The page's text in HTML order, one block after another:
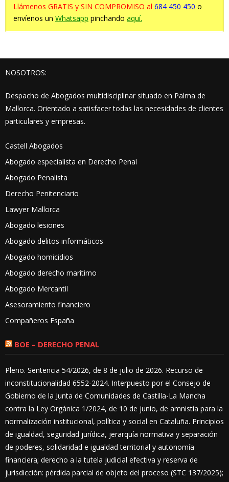
Llámenos GRATIS y SIN COMPROMISO al 684 450 450 o
envíenos un Whatsapp pinchando aquí.
NOSOTROS:
Despacho de Abogados multidisciplinar situado en Palma de
Mallorca. Orientado a satisfacer todas las necesidades de clientes
particulares y empresas.
Castell Abogados
Abogado especialista en Derecho Penal
Abogado Penalista
Derecho Penitenciario
Lawyer Mallorca
Abogado lesiones
Abogado delitos informáticos
Abogado homicidios
Abogado derecho marítimo
Abogado Mercantil
Asesoramiento financiero
Compañeros España
BOE – DERECHO PENAL
Pleno. Sentencia 54/2026, de 8 de julio de 2026. Recurso de
inconstitucionalidad 6552-2024. Interpuesto por el Consejo de
Gobierno de la Junta de Comunidades de Castilla-La Mancha
contra la Ley Orgánica 1/2024, de 10 de junio, de amnistía para la
normalización institucional, política y social en Cataluña. Principios
de igualdad, seguridad jurídica, jerarquía normativa y separación
de poderes, solidaridad e igualdad territorial y autonomía
financiera; derecho a la tutela judicial efectiva y reserva de
jurisdicción: pérdida parcial de objeto del proceso (STC 137/2025);